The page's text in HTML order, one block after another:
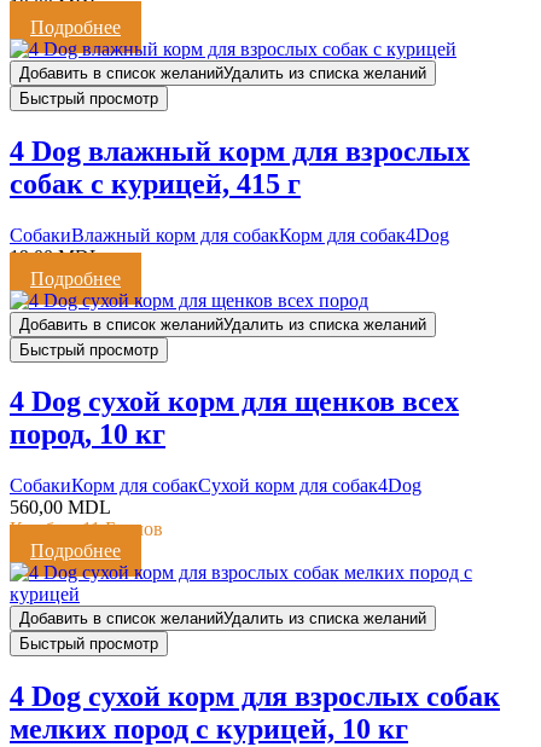
19,00MDL
Подробнее
Добавить в список желанийУдалить из списка желаний
Быстрый просмотр
4 Dog влажный корм для взрослых
собак с курицей, 415 г
CобакиВлажный корм для собакКорм для собак4Dog
19,00MDL
Подробнее
Добавить в список желанийУдалить из списка желаний
Быстрый просмотр
4 Dog сухой корм для щенков всех
пород, 10 кг
CобакиКорм для собакСухой корм для собак4Dog
560,00 MDL
Кешбэк:11 Баллов
Подробнее
Добавить в список желанийУдалить из списка желаний
Быстрый просмотр
4 Dog сухой корм для взрослых собак
мелких пород с курицей, 10 кг